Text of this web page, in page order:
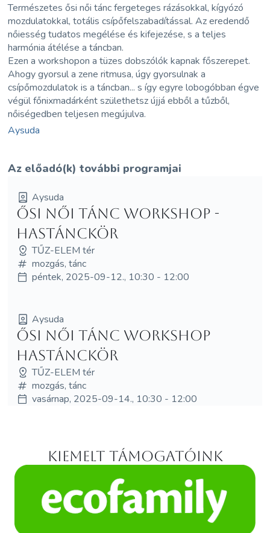
Természetes ősi női tánc fergeteges rázásokkal, kígyózó
mozdulatokkal, totális csípőfelszabadítással. Az eredendő
nőiesség tudatos megélése és kifejezése, s a teljes
harmónia átélése a táncban.
Ezen a workshopon a tüzes dobszólók kapnak főszerepet.
Ahogy gyorsul a zene ritmusa, úgy gyorsulnak a
csípőmozdulatok is a táncban... s így egyre lobogóbban égve
végül főnixmadárként születhetsz újjá ebből a tűzből,
nőiségedben teljesen megújulva.
Aysuda
Az előadó(k) további programjai
Aysuda
Ősi női tánc workshop -
HasTÁNCkör
TŰZ-ELEM tér
mozgás, tánc
péntek, 2025-09-12., 10:30 - 12:00
Aysuda
Ősi női tánc workshop
HasTÁNCkör
TŰZ-ELEM tér
mozgás, tánc
vasárnap, 2025-09-14., 10:30 - 12:00
Kiemelt támogatóink